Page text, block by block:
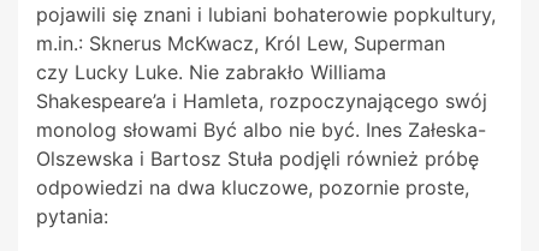
pojawili się znani i lubiani bohaterowie popkultury,
m.in.: Sknerus McKwacz, Król Lew, Superman
czy Lucky Luke. Nie zabrakło Williama
Shakespeare’a i Hamleta, rozpoczynającego swój
monolog słowami Być albo nie być. Ines Załeska-
Olszewska i Bartosz Stuła podjęli również próbę
odpowiedzi na dwa kluczowe, pozornie proste,
pytania: